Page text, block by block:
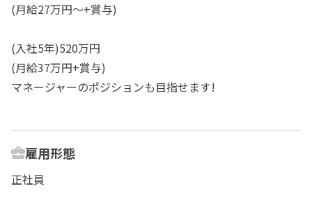
(月給27万円～+賞与)
(入社5年)520万円
(月給37万円+賞与)
マネージャーのポジションも目指せます!
雇用形態
正社員